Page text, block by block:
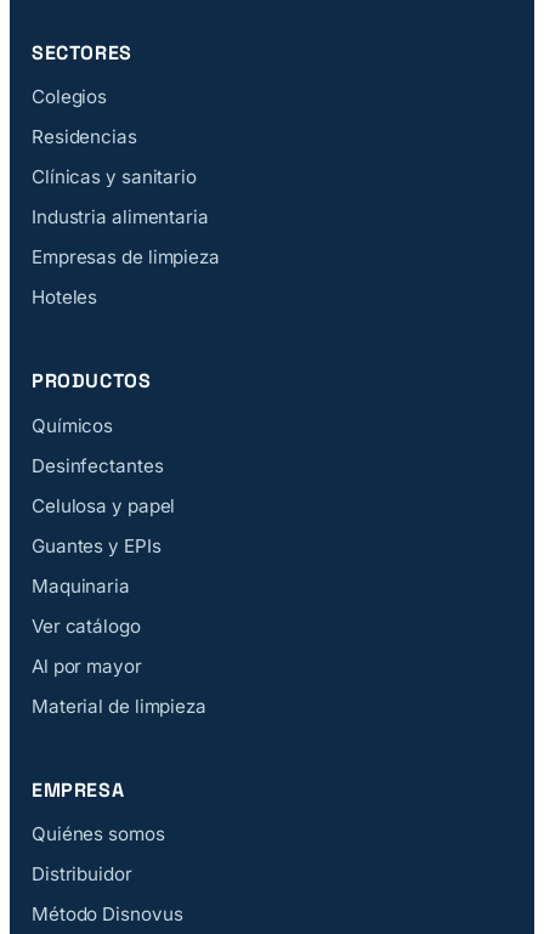
SECTORES
Colegios
Residencias
Clínicas y sanitario
Industria alimentaria
Empresas de limpieza
Hoteles
PRODUCTOS
Químicos
Desinfectantes
Celulosa y papel
Guantes y EPIs
Maquinaria
Ver catálogo
Al por mayor
Material de limpieza
EMPRESA
Quiénes somos
Distribuidor
Método Disnovus